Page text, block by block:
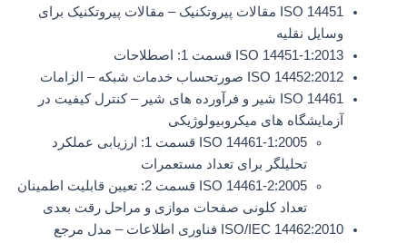
ISO 14451 مقالات پیروتکنیک – مقالات پیروتکنیک برای
وسایل نقلیه
ISO 14451-1:2013 قسمت 1: اصطلاحات
ISO 14452:2012 صورتحساب خدمات شبکه – الزامات
ISO 14461 شیر و فرآورده های شیر – کنترل کیفیت در
آزمایشگاه های میکروبیولوژیکی
ISO 14461-1:2005 قسمت 1: ارزیابی عملکرد
تحلیلگر برای تعداد مستعمرات
ISO 14461-2:2005 قسمت 2: تعیین قابلیت اطمینان
تعداد کلونی صفحات موازی و مراحل رقت بعدی
ISO/IEC 14462:2010 فناوری اطلاعات – مدل مرجع